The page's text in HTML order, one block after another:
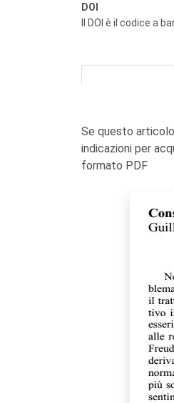
DOI
Il DOI è il codice a
Se questo
indicazioni per
formato PDF